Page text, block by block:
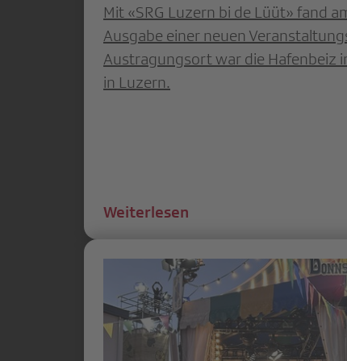
Mit «SRG Luzern bi de Lüüt» fand
Ausgabe einer neuen
Austragungsort war die Hafenbeiz
in Luzern.
Weiterlesen